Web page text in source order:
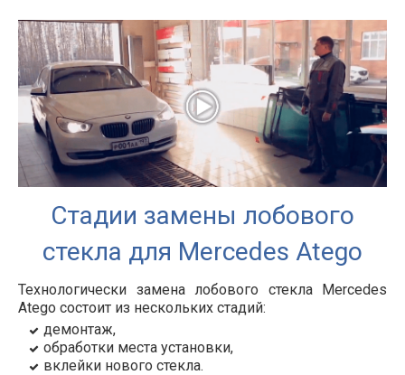
Стадии замены лобового
стекла для Mercedes Atego
Технологически замена лобового стекла Mercedes
Atego состоит из нескольких стадий:
демонтаж,
обработки места установки,
вклейки нового стекла.